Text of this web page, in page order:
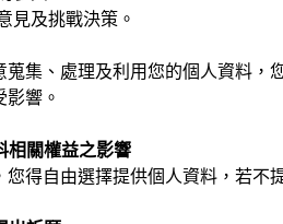
見及挑戰決策。
蒐集、處理及利用您的個人資料，
影響。
相關權益之影響
您得自由選擇提供個人資料，若不